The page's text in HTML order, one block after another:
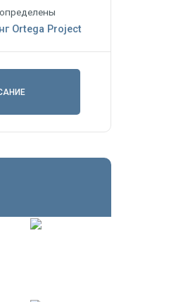
Ortega Project